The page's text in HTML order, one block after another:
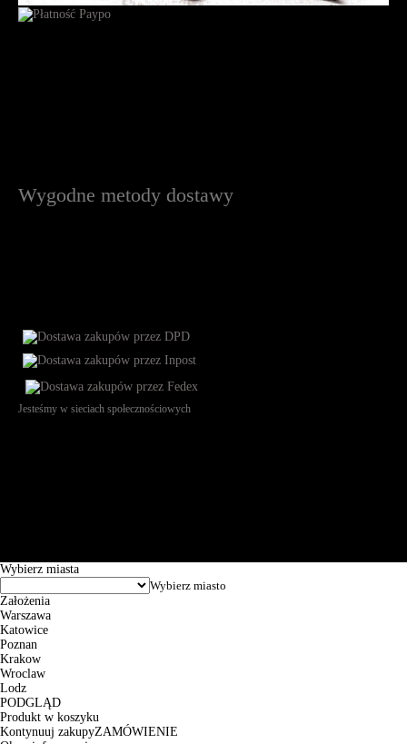
Wygodne metody dostawy
Jesteśmy w sieciach społecznościowych
Wybierz miasta
Założenia
Warszawa
Katowice
Poznan
Krakow
Wroclaw
Lodz
PODGLĄD
Produkt w koszyku
Kontynuuj zakupyZAMÓWIENIE